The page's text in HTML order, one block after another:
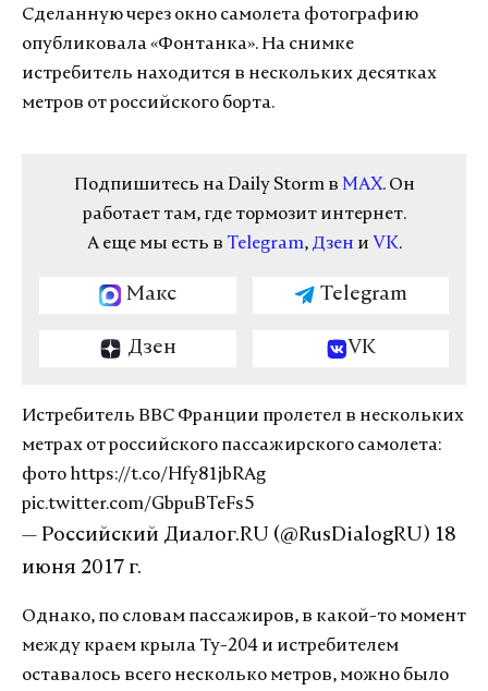
Сделанную через окно самолета фотографию
опубликовала «Фонтанка». На снимке
истребитель находится в нескольких десятках
метров от российского борта.
Подпишитесь на Daily Storm в MAX. Он
работает там, где тормозит интернет.
А еще мы есть в Telegram, Дзен и VK.
Макс Telegram
Дзен VK
Истребитель ВВС Франции пролетел в нескольких
метрах от российского пассажирского самолета:
фото https://t.co/Hfy81jbRAg
pic.twitter.com/GbpuBTeFs5
— Российский Диалог.RU (@RusDialogRU) 18
июня 2017 г.
Однако, по словам пассажиров, в какой-то момент
между краем крыла Ту-204 и истребителем
оставалось всего несколько метров, можно было